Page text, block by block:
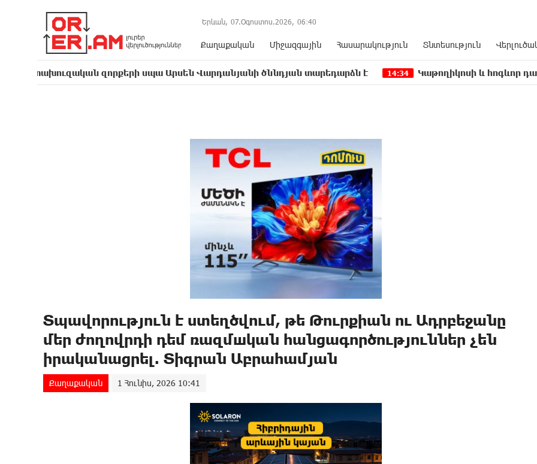
Երևան, 07.Օգոստոս.2026, 06:40
Քաղաքական Միջազգային Հասարակություն Տնտեսություն
զորքերի սպա Արսեն Վարդանյանի ծննդյան տարեդարձն է 14:34 Կաթողիկոսի և հոգևոր դասի
Տպավորություն է ստեղծվում, թե Թուրքիան ու Ադրբեջանը
մեր ժողովրդի դեմ ռազմшկան հանցագործություններ չեն
իրականացրել. Տիգրան Աբրահամյան
Քաղաքական 1 Հունիս, 2026 10:41